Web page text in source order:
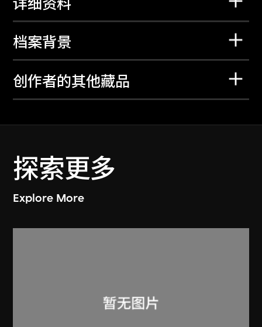
详细资料
档案背景
创作者的其他藏品
探索更多
Explore More